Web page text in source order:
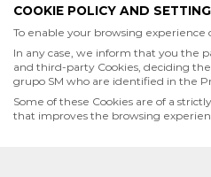
INICIO QUIENES
COOKIE POLICY AND
To enable your browsing experience
In any case, we inform that you the
and third-party Cookies, deciding
grupo SM who are identified in the
Some of these Cookies are of a
that improves the browsing